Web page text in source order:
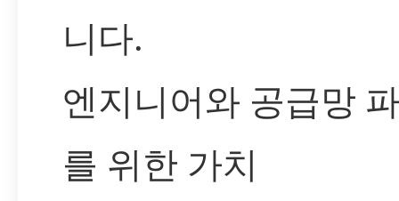
니다.
엔지니어와 공급망
를 위한 가치